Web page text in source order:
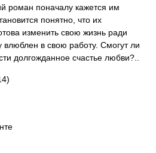
роман поначалу кажется им
понятно, что их
изменить свою жизнь ради
в свою работу. Смогут ли
долгожданное счастье любви?..